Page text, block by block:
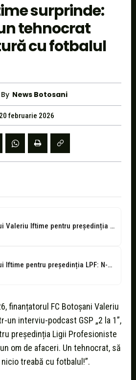
surprinde:
tehnocrat
cu fotbalul
By News Botosani
20 februarie 2026
Propunerea lui Valeriu Iftime pentru președinția LPF: „N-are nicio treabă cu fotbalul”
Propunerea lui Iftime pentru președinția LPF: N-are nicio treabă cu fotbalul
finanțatorul FC Botoșani Valeriu
un interviu-podcast GSP „2 la 1”,
președinția Ligii Profesioniste
om de afaceri. Un tehnocrat, să
treabă cu fotbalul!”.